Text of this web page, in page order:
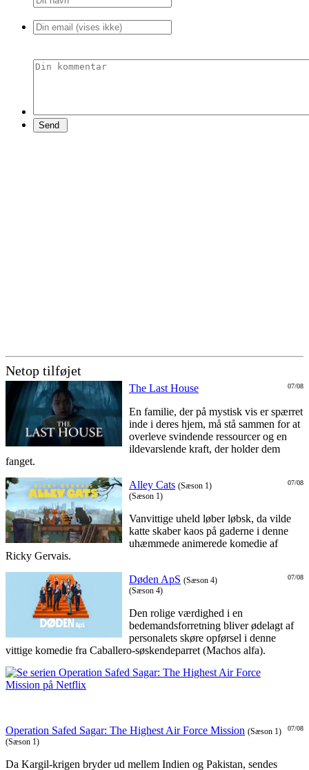
Netop tilføjet
07/08
The Last House
En familie, der på mystisk vis er spærret
inde i deres hjem, må stå sammen for at
overleve svindende ressourcer og en
ildevarslende kraft, der holder dem
fanget.
07/08
Alley Cats (Sæson 1)
(Sæson 1)
Vanvittige uheld løber løbsk, da vilde
katte skaber kaos på gaderne i denne
uhæmmede animerede komedie af
Ricky Gervais.
07/08
Døden ApS (Sæson 4)
(Sæson 4)
Den rolige værdighed i en
bedemandsforretning bliver ødelagt af
personalets skøre opførsel i denne
vittige komedie fra Caballero-søskendeparret (Machos alfa).
07/08
Operation Safed Sagar: The Highest Air Force Mission (Sæson 1)
(Sæson 1)
Da Kargil-krigen bryder ud mellem Indien og Pakistan, sendes